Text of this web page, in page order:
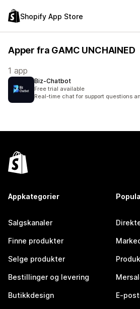
Shopify App Store
Apper fra GAMC UNCHAINED
1 app
Biz‑Chatbot
Free trial available
Real-time chat for support questions
Appkategorier
Salgskanaler
Finne produkter
Selge produkter
Bestillinger og levering
Butikkdesign E-